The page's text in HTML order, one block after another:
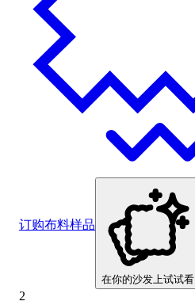
订购布料样品
在你的沙发上试试看
2